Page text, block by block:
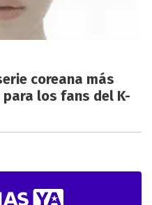
coreana más
los fans del K-